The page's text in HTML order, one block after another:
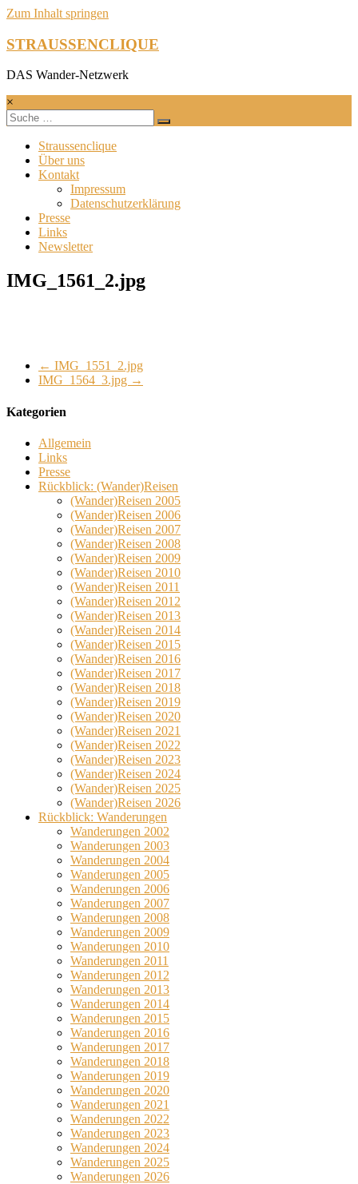
Zum Inhalt springen
STRAUSSENCLIQUE
DAS Wander-Netzwerk
×
Straussenclique
Über uns
Kontakt
Impressum
Datenschutzerklärung
Presse
Links
Newsletter
IMG_1561_2.jpg
← IMG_1551_2.jpg
IMG_1564_3.jpg →
Kategorien
Allgemein
Links
Presse
Rückblick: (Wander)Reisen
(Wander)Reisen 2005
(Wander)Reisen 2006
(Wander)Reisen 2007
(Wander)Reisen 2008
(Wander)Reisen 2009
(Wander)Reisen 2010
(Wander)Reisen 2011
(Wander)Reisen 2012
(Wander)Reisen 2013
(Wander)Reisen 2014
(Wander)Reisen 2015
(Wander)Reisen 2016
(Wander)Reisen 2017
(Wander)Reisen 2018
(Wander)Reisen 2019
(Wander)Reisen 2020
(Wander)Reisen 2021
(Wander)Reisen 2022
(Wander)Reisen 2023
(Wander)Reisen 2024
(Wander)Reisen 2025
(Wander)Reisen 2026
Rückblick: Wanderungen
Wanderungen 2002
Wanderungen 2003
Wanderungen 2004
Wanderungen 2005
Wanderungen 2006
Wanderungen 2007
Wanderungen 2008
Wanderungen 2009
Wanderungen 2010
Wanderungen 2011
Wanderungen 2012
Wanderungen 2013
Wanderungen 2014
Wanderungen 2015
Wanderungen 2016
Wanderungen 2017
Wanderungen 2018
Wanderungen 2019
Wanderungen 2020
Wanderungen 2021
Wanderungen 2022
Wanderungen 2023
Wanderungen 2024
Wanderungen 2025
Wanderungen 2026